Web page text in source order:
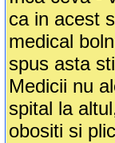
ca in acest
medical
spus asta
Medicii nu
spital la
obositi si